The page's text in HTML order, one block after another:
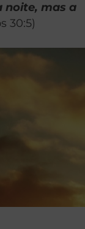
noite, mas a
30:5)